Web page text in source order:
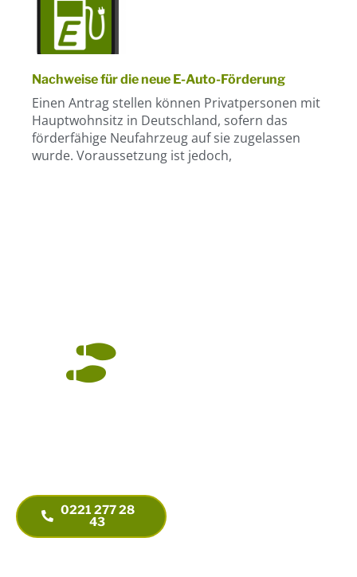
Nachweise für die neue E-Auto-Förderung
Einen Antrag stellen können Privatpersonen mit
Hauptwohnsitz in Deutschland, sofern das
förderfähige Neufahrzeug auf sie zugelassen
wurde. Voraussetzung ist jedoch,
0221 277 28
43